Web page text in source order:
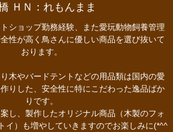
ＨＮ：れもんまま
ショップ勤務経験、また愛玩動物飼養管理
性が高く鳥さんに優しい商品を選び抜いて
おります。
木やバードテントなどの用品類は国内の愛
りした、安全性に特にこだわった逸品ばか
りです。
し、製作したオリジナル商品（木製のフォ
イ）も増やしていきますのでお楽しみに(*^^